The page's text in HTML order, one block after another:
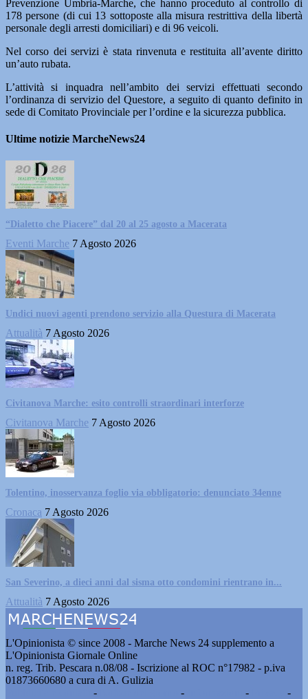
Prevenzione Umbria-Marche, che hanno proceduto al controllo di
178 persone (di cui 13 sottoposte alla misura restrittiva della libertà
personale degli arresti domiciliari) e di 96 veicoli.
Nel corso dei servizi è stata rinvenuta e restituita all’avente diritto
un’auto rubata.
L’attività si inquadra nell’ambito dei servizi effettuati secondo
l’ordinanza di servizio del Questore, a seguito di quanto definito in
sede di Comitato Provinciale per l’ordine e la sicurezza pubblica.
Ultime notizie MarcheNews24
“Dialetto che Piacere” dal 20 al 25 agosto a Macerata
Eventi Marche 7 Agosto 2026
Undici nuovi agenti prendono servizio alla Questura di Macerata
Attualità 7 Agosto 2026
Civitanova Marche: esito controlli straordinari interforze
Civitanova Marche 7 Agosto 2026
Tolentino, inosservanza foglio via obbligatorio: denunciato 34enne
Cronaca 7 Agosto 2026
San Severino, a dieci anni dal sisma otto condomini rientrano in...
Attualità 7 Agosto 2026
L'Opinionista © since 2008 - Marche News 24 supplemento a
L'Opinionista Giornale Online
n. reg. Trib. Pescara n.08/08 - Iscrizione al ROC n°17982 - p.iva
01873660680 a cura di A. Gulizia
- - -
-